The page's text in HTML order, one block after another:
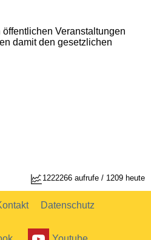
Veranstaltungen
damit den gesetzlichen
1222266 aufrufe / 1209 heute
Datenschutz